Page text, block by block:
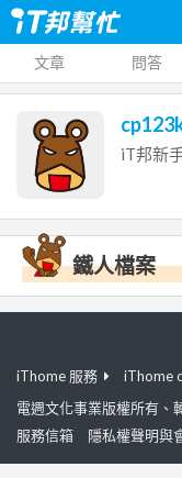
文章 問答
iT邦新
鐵人檔案
iThome 服務 iThome
電週文化事業版權所有
服務信箱
隱私權聲明與